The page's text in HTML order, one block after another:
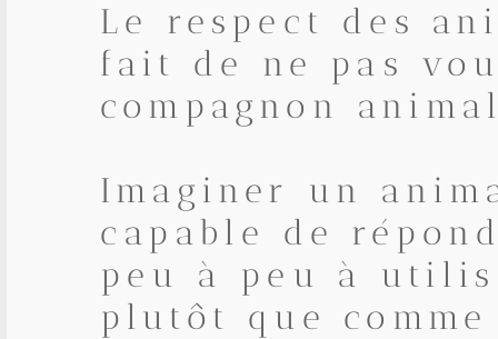
Le respect des
fait de ne pas
compagnon
Imaginer un
capable de
peu à peu à
plutôt que